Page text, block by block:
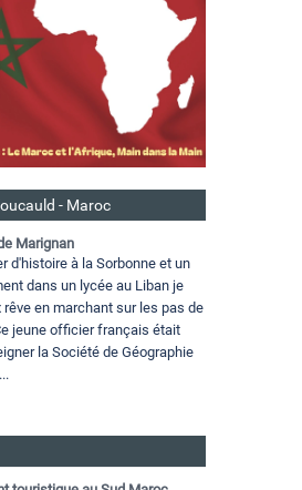
- Maroc
Marignan
d'histoire à la Sorbonne et un
dans un lycée au Liban je
rêve en marchant sur les pas de
jeune officier français était
la Société de Géographie